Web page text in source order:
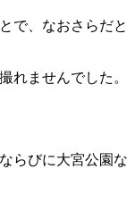
で、なおさらだと
れませんでした。
らびに大宮公園な